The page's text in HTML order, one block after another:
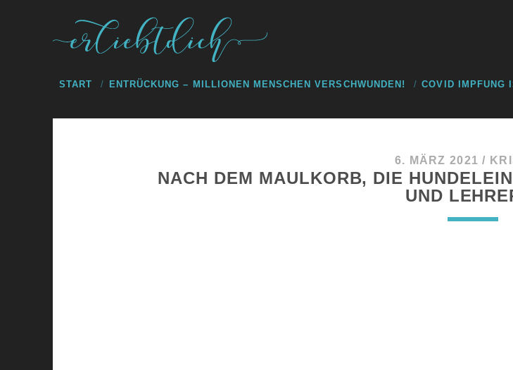
START ENTRÜCKUNG – MILLIONEN MENSCHEN VERSCHWUNDEN! COVID IMPFUNG
6. MÄRZ 2021 /
NACH DEM MAULKORB, DIE
UND